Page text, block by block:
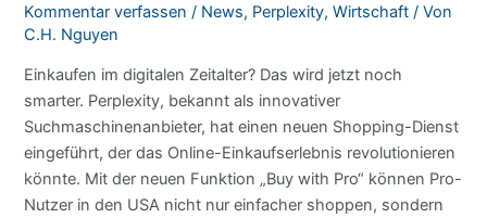
Kommentar verfassen / News, Perplexity,Wirtschaft / Von
C.H. Nguyen
Einkaufen im digitalen Zeitalter? Das wird jetzt noch
smarter. Perplexity, bekannt als innovativer
Suchmaschinenanbieter, hat einen neuen Shopping-Dienst
eingeführt, der das Online-Einkaufserlebnis revolutionieren
könnte. Mit der neuen Funktion „Buy with Pro“ können Pro-
Nutzer in den USA nicht nur einfacher shoppen, sondern